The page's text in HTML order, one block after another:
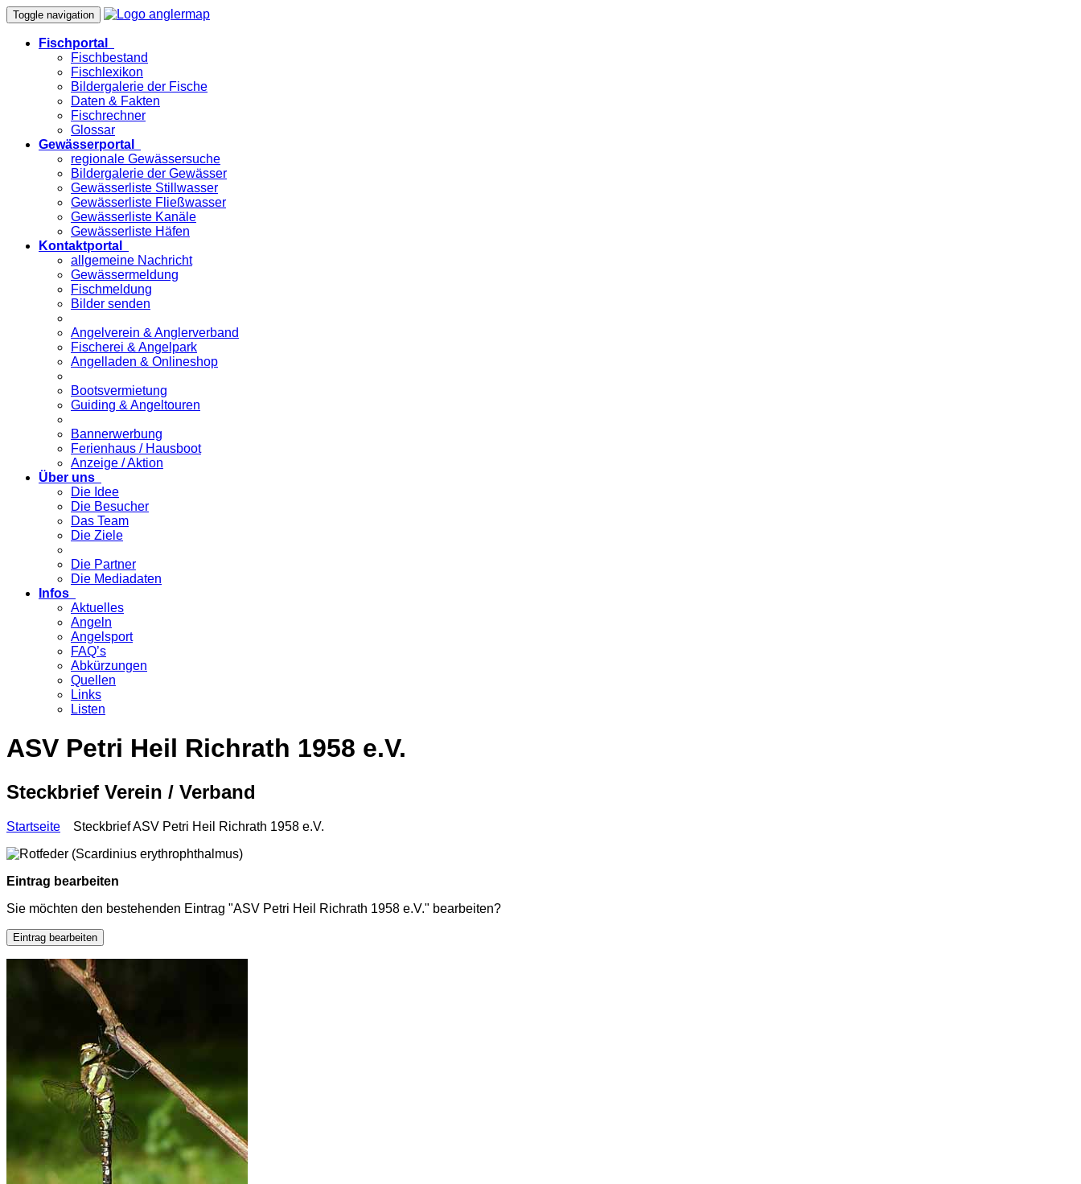
Toggle navigation
Fischportal
Fischbestand
Fischlexikon
Bildergalerie der Fische
Daten & Fakten
Fischrechner
Glossar
Gewässerportal
regionale Gewässersuche
Bildergalerie der Gewässer
Gewässerliste Stillwasser
Gewässerliste Fließwasser
Gewässerliste Kanäle
Gewässerliste Häfen
Kontaktportal
allgemeine Nachricht
Gewässermeldung
Fischmeldung
Bilder senden
Angelverein & Anglerverband
Fischerei & Angelpark
Angelladen & Onlineshop
Bootsvermietung
Guiding & Angeltouren
Bannerwerbung
Ferienhaus / Hausboot
Anzeige / Aktion
Über uns
Die Idee
Die Besucher
Das Team
Die Ziele
Die Partner
Die Mediadaten
Infos
Aktuelles
Angeln
Angelsport
FAQ’s
Abkürzungen
Quellen
Links
Listen
ASV Petri Heil Richrath 1958 e.V.
Steckbrief Verein / Verband
Startseite Steckbrief ASV Petri Heil Richrath 1958 e.V.
Eintrag bearbeiten
Sie möchten den bestehenden Eintrag "ASV Petri Heil Richrath 1958 e.V." bearbeiten?
Eintrag bearbeiten